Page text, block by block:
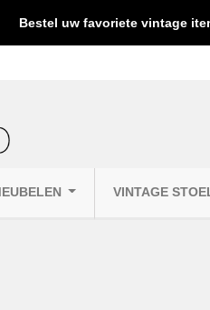
Bestel uw favoriete vintage
VINTAGE